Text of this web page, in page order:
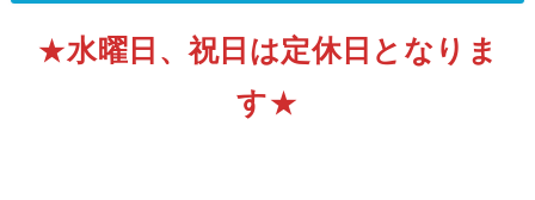
★水曜日、祝日は定休日となりま
す★